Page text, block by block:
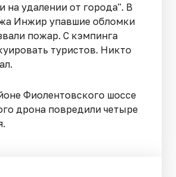
на удалении от города". В
Инжир упавшие обломки
пожар. С кэмпинга
туристов. Никто
Фиолентовского шоссе
дрона повредили четыре